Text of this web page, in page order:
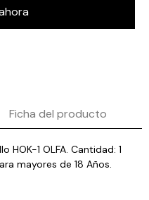
Ficha del producto
HOK-1 OLFA. Cantidad: 1
mayores de 18 Años.